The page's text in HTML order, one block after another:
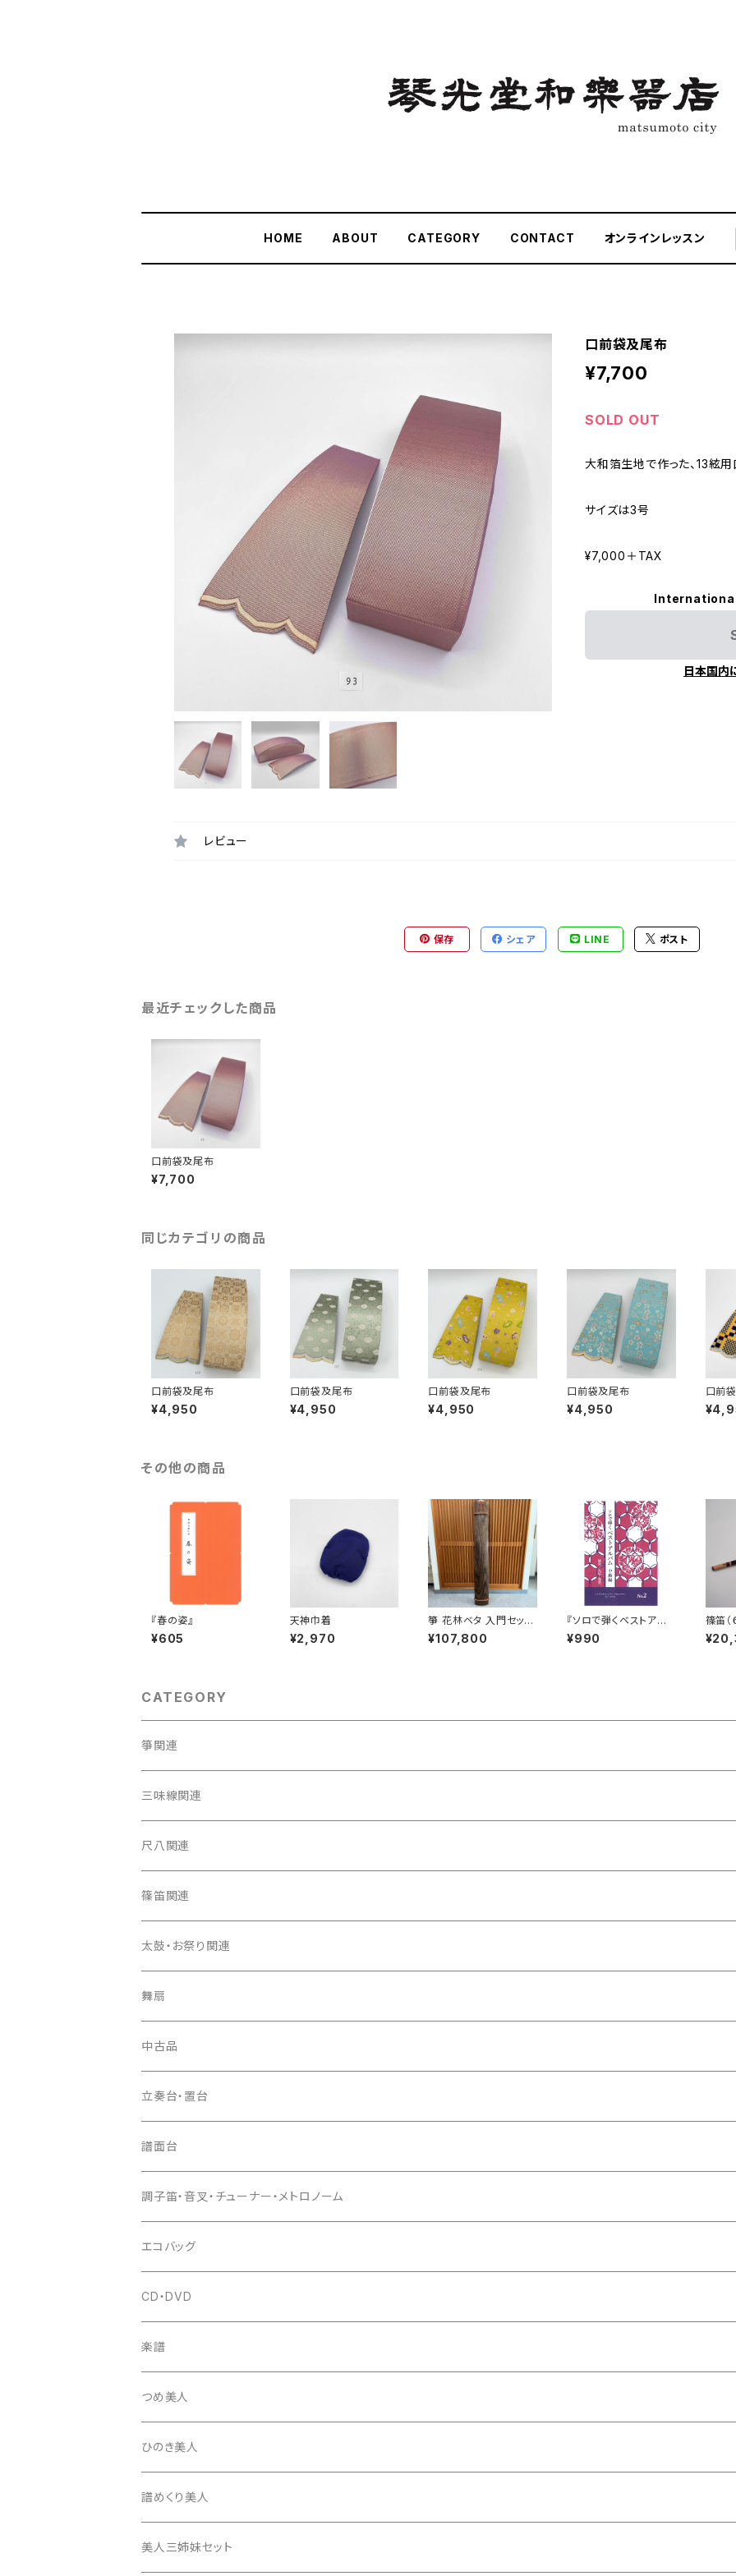
HOME ABOUT CATEGORY CONTACT オンラインレッスン
口前袋及尾布
¥7,700
SOLD OUT
大和箔生地で作った、13絃
サイズは3号
¥7,000＋TAX
日本国内
レビュー
保存 シェア LINE ポスト
最近チェックした商品
口前袋及尾布
¥7,700
同じカテゴリの商品
口前袋及尾布
¥4,950
口前袋及尾布
¥4,950
口前袋及尾布
¥4,950
口前袋及尾布
¥4,950
口前
その他の商品
『春の姿』
¥605
天神巾着
¥2,970
箏 花林ベタ 入門セット
（カバー付）
¥107,800
『ソロで弾くベストアル
バム中級編 No.2』
¥990
篠笛（
子）
CATEGORY
箏関連
箏（本体）
箏カバー
箏袋
口前袋・尾布
爪・爪輪
爪入
爪駒入
猫足入
爪ばさみ
箏柱
柱入
平柱入
三角柱入
琴台
13絃用琴台（低）
13絃用琴台（高）
桐柱箱
消音フェルト
三味線関連
三味線（本体）
三味線ケース
長トランク・三ツ折トランク
ソフトケース
雨用カバー
長袋・三ツ組袋・胴袋
胴掛
根緒
糸
(丸三) 寿糸
はつね糸
駒
地唄駒
長唄駒
糸駒入
爪駒入
撥入
一丁撥入
三角撥入（ファスナー式）
撥
長唄・民謡撥
地唄撥
撥さや
撥滑り止めゴム
ひざゴム・胴ゴム・おひざもと
尺八関連
尺八（本体）
尺八袋
歌口キャップ
つゆ切り
篠笛関連
篠笛（本体）
お祭り用６穴
お祭り用７穴
篠笛袋
太鼓・お祭り関連
太鼓（本体）
太鼓撥
手拍子（チャンチャン）
当り鉦
シュモク（当り鉦バチ）
舞扇
中古品
箏（本体）
三味線（本体）
立奏台・置台
譜面台
座奏用譜面台
立奏用譜面台
調子笛・音叉・チューナー・メトロノーム
調子笛・音叉
チューナー・メトロノーム
エコバッグ
CD・DVD
楽譜
つめ美人
ひのき美人
譜めくり美人
美人三姉妹セット